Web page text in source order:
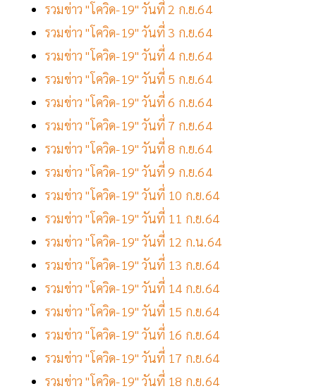
รวมข่าว "โควิด-19" วันที่ 2 ก.ย.64
รวมข่าว "โควิด-19" วันที่ 3 ก.ย.64
รวมข่าว "โควิด-19" วันที่ 4 ก.ย.64
รวมข่าว "โควิด-19" วันที่ 5 ก.ย.64
รวมข่าว "โควิด-19" วันที่ 6 ก.ย.64
รวมข่าว "โควิด-19" วันที่ 7 ก.ย.64
รวมข่าว "โควิด-19" วันที่ 8 ก.ย.64
รวมข่าว "โควิด-19" วันที่ 9 ก.ย.64
รวมข่าว "โควิด-19" วันที่ 10 ก.ย.64
รวมข่าว "โควิด-19" วันที่ 11 ก.ย.64
รวมข่าว "โควิด-19" วันที่ 12 ก.น.64
รวมข่าว "โควิด-19" วันที่ 13 ก.ย.64
รวมข่าว "โควิด-19" วันที่ 14 ก.ย.64
รวมข่าว "โควิด-19" วันที่ 15 ก.ย.64
รวมข่าว "โควิด-19" วันที่ 16 ก.ย.64
รวมข่าว "โควิด-19" วันที่ 17 ก.ย.64
รวมข่าว "โควิด-19" วันที่ 18 ก.ย.64